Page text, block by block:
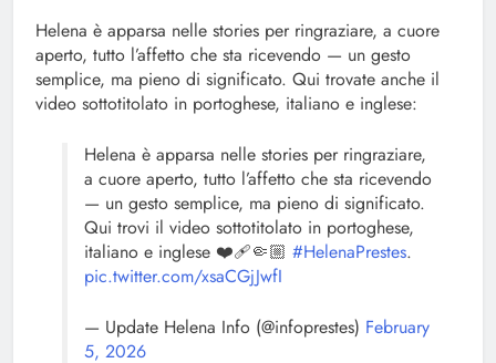
Helena è apparsa nelle stories per ringraziare, a cuore
aperto, tutto l’affetto che sta ricevendo — un gesto
semplice, ma pieno di significato. Qui trovate anche il
video sottotitolato in portoghese, italiano e inglese:
Helena è apparsa nelle stories per ringraziare,
a cuore aperto, tutto l’affetto che sta ricevendo
— un gesto semplice, ma pieno di significato.
Qui trovi il video sottotitolato in portoghese,
italiano e inglese ❤️‍🩹🤏🏼 #HelenaPrestes.
pic.twitter.com/xsaCGjJwfI
— Update Helena Info (@infoprestes) February
5, 2026